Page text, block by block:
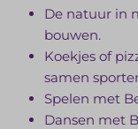
De natuur in
bouwen.
Koekjes of
samen
Spelen met
Dansen met